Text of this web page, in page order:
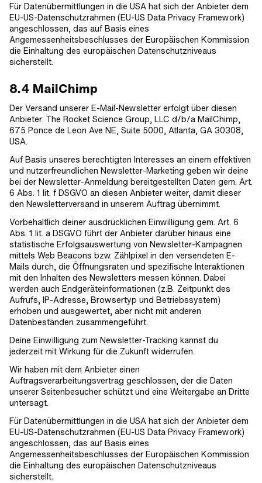
Für Datenübermittlungen in die USA hat sich der Anbieter dem
EU-US-Datenschutzrahmen (EU-US Data Privacy Framework)
angeschlossen, das auf Basis eines
Angemessenheitsbeschlusses der Europäischen Kommission
die Einhaltung des europäischen Datenschutzniveaus
sicherstellt.
8.4 MailChimp
Der Versand unserer E-Mail-Newsletter erfolgt über diesen
Anbieter: The Rocket Science Group, LLC d/b/a MailChimp,
675 Ponce de Leon Ave NE, Suite 5000, Atlanta, GA 30308,
USA.
Auf Basis unseres berechtigten Interesses an einem effektiven
und nutzerfreundlichen Newsletter-Marketing geben wir deine
bei der Newsletter-Anmeldung bereitgestellten Daten gem. Art.
6 Abs. 1 lit. f DSGVO an diesen Anbieter weiter, damit dieser
den Newsletterversand in unserem Auftrag übernimmt.
Vorbehaltlich deiner ausdrücklichen Einwilligung gem. Art. 6
Abs. 1 lit. a DSGVO führt der Anbieter darüber hinaus eine
statistische Erfolgsauswertung von Newsletter-Kampagnen
mittels Web Beacons bzw. Zählpixel in den versendeten E-
Mails durch, die Öffnungsraten und spezifische Interaktionen
mit den Inhalten des Newsletters messen können. Dabei
werden auch Endgeräteinformationen (z.B. Zeitpunkt des
Aufrufs, IP-Adresse, Browsertyp und Betriebssystem)
erhoben und ausgewertet, aber nicht mit anderen
Datenbeständen zusammengeführt.
Deine Einwilligung zum Newsletter-Tracking kannst du
jederzeit mit Wirkung für die Zukunft widerrufen.
Wir haben mit dem Anbieter einen
Auftragsverarbeitungsvertrag geschlossen, der die Daten
unserer Seitenbesucher schützt und eine Weitergabe an Dritte
untersagt.
Für Datenübermittlungen in die USA hat sich der Anbieter dem
EU-US-Datenschutzrahmen (EU-US Data Privacy Framework)
angeschlossen, das auf Basis eines
Angemessenheitsbeschlusses der Europäischen Kommission
die Einhaltung des europäischen Datenschutzniveaus
sicherstellt.